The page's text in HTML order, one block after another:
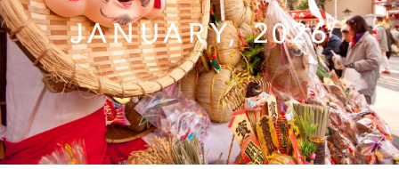
JANUARY, 2026